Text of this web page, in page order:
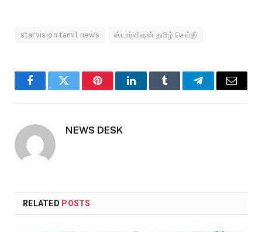
starvision tamil news ஸ்டார்விஷன் தமிழ் செய்தி
FacebookTwitter PinterestLinkedInTumblr TelegramEmail
NEWS DESK
RELATED POSTS